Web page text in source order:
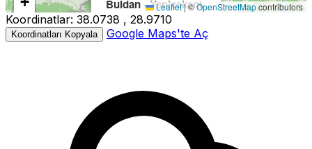
3.1
Buldan - Yenicekent
Büyüklük:3.4M
Derinlik:3.40km
−
Leaflet|©OpenStreetMapcontributors
Koordinatlar: 38.0738 , 28.9710
Koordinatları Kopyala Google Maps'te Aç